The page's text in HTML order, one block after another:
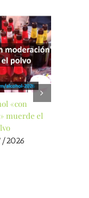
«con
muerde el
2026